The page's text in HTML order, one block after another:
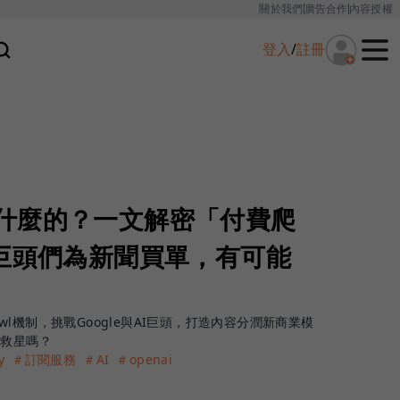
關於我們廣告合作內容授權
登入/註冊
的？一文解密「付費爬
們為新聞買單，有可能
制，挑戰Google與AI巨頭，打造內容分潤新商業模
星嗎？
＃訂閱服務 ＃AI ＃openai